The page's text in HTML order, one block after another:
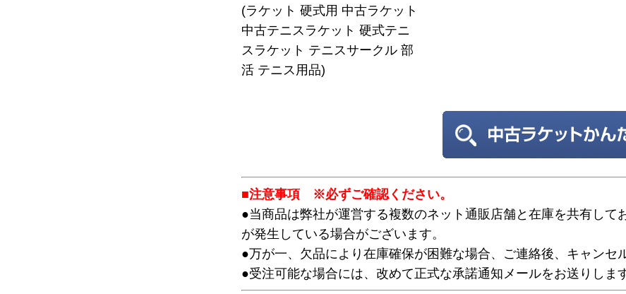
(ラケット 硬式用 中古ラケット
中古テニスラケット 硬式テニ
スラケット テニスサークル 部
活 テニス用品)
■注意事項 ※必ずご確認ください。
●当商品は弊社が運営する複数のネット通販店舗と在庫を共有し
が発生している場合がございます。
●万が一、欠品により在庫確保が困難な場合、ご連絡後、キャンセ
●受注可能な場合には、改めて正式な承諾通知メールをお送りします